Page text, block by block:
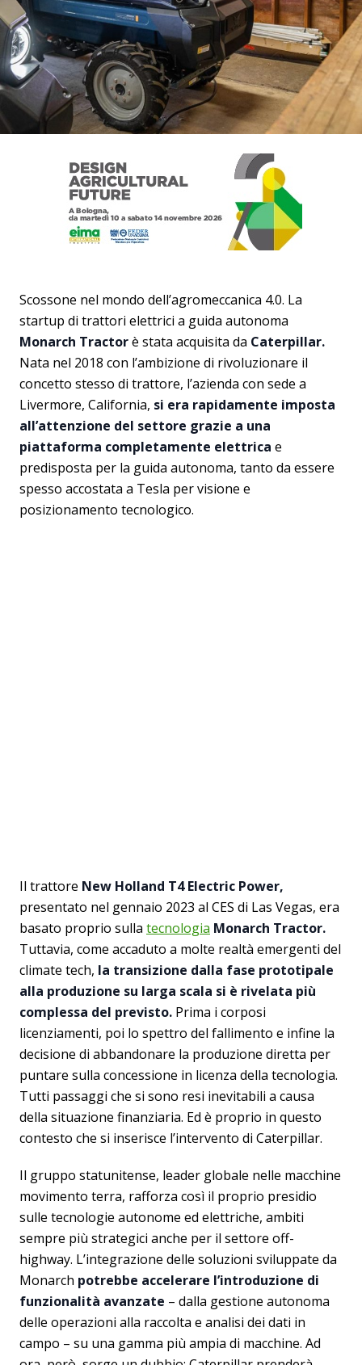
Scossone nel mondo dell’agromeccanica 4.0. La
startup di trattori elettrici a guida autonoma
Monarch Tractorè stata acquisita da Caterpillar.
Nata nel 2018 con l’ambizione di rivoluzionare il
concetto stesso di trattore, l’azienda con sede a
Livermore, California, si era rapidamente imposta
all’attenzione del settore grazie a una
piattaforma completamente elettrica e
predisposta per la guida autonoma, tanto da essere
spesso accostata a Tesla per visione e
posizionamento tecnologico.
Il trattore New Holland T4 Electric Power,
presentato nel gennaio 2023 al CES di Las Vegas, era
basato proprio sulla tecnologia Monarch Tractor.
Tuttavia, come accaduto a molte realtà emergenti del
climate tech, la transizione dalla fase prototipale
alla produzione su larga scala si è rivelata più
complessa del previsto. Prima i corposi
licenziamenti, poi lo spettro del fallimento e infine la
decisione di abbandonare la produzione diretta per
puntare sulla concessione in licenza della tecnologia.
Tutti passaggi che si sono resi inevitabili a causa
della situazione finanziaria. Ed è proprio in questo
contesto che si inserisce l’intervento di Caterpillar.
Il gruppo statunitense, leader globale nelle macchine
movimento terra, rafforza così il proprio presidio
sulle tecnologie autonome ed elettriche, ambiti
sempre più strategici anche per il settore off-
highway. L’integrazione delle soluzioni sviluppate da
Monarch potrebbe accelerare l’introduzione di
funzionalità avanzate – dalla gestione autonoma
delle operazioni alla raccolta e analisi dei dati in
campo – su una gamma più ampia di macchine. Ad